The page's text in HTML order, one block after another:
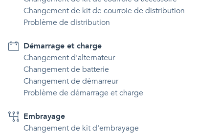
Changement de kit de courroie de distribution
Problème de distribution
Démarrage et charge
Changement d'alternateur
Changement de batterie
Changement de démarreur
Problème de démarrage et charge
Embrayage
Changement de kit d'embrayage